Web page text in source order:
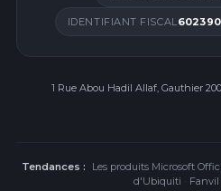
IDENTIFIANT FISCAL
1 Rue Abou Hadil Allaf, Gauthier
Tendances : Les produits Microsoft
d'Ubiquiti ·